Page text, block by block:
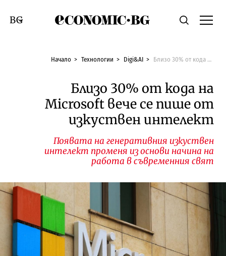
Economic.bgТърсене
Смяна на език
Начало Технологии Digi&AI Близо 30% от кода на Microsoft вече се пише от изкуствен интелект
Близо 30% от кода на
Microsoft вече се пише от
изкуствен интелект
Появата на генеративния изкуствен
интелект променя из основи начина на
работа в съвременния свят